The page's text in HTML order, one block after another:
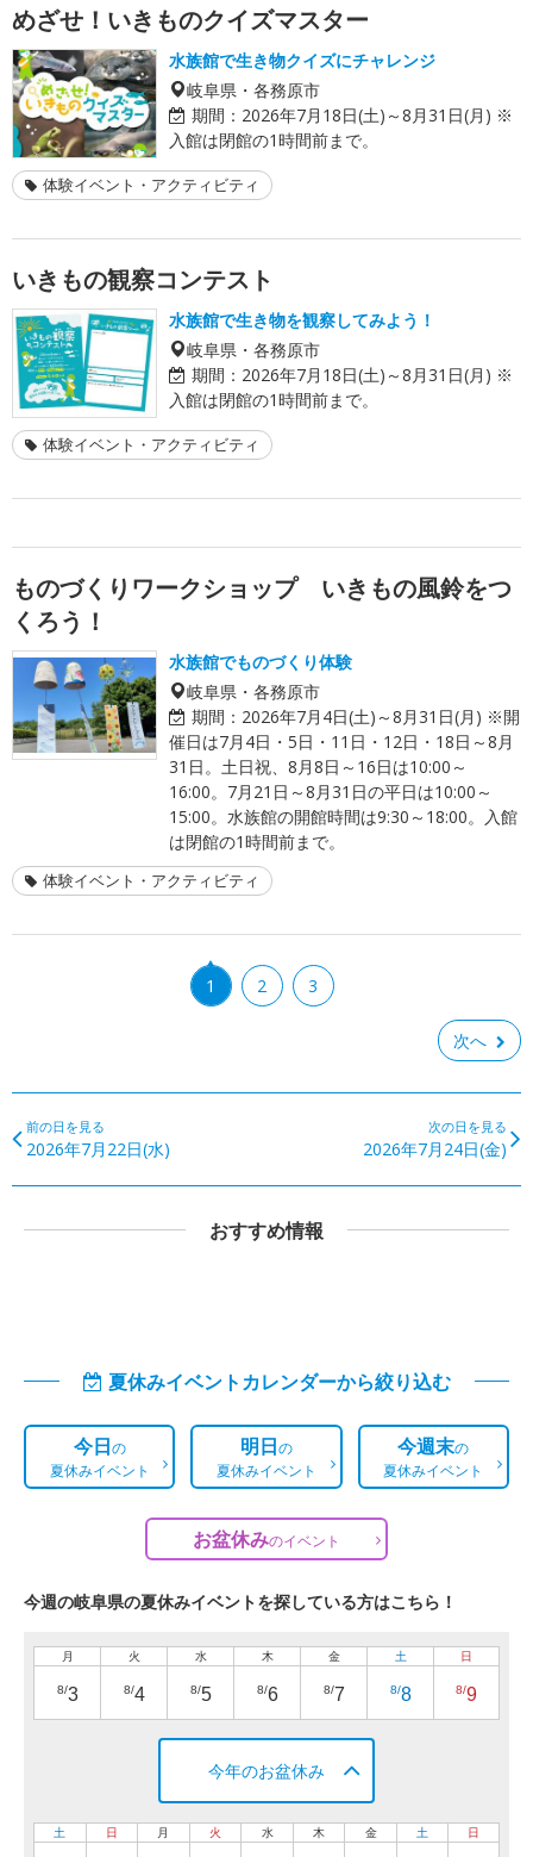
めざせ！いきものクイズマスター
水族館で生き物クイズにチャレンジ
岐阜県・各務原市
期間： 2026年7月18日(土)～8月31日(月) ※
入館は閉館の1時間前まで。
体験イベント・アクティビティ
いきもの観察コンテスト
水族館で生き物を観察してみよう！
岐阜県・各務原市
期間： 2026年7月18日(土)～8月31日(月) ※
入館は閉館の1時間前まで。
体験イベント・アクティビティ
ものづくりワークショップ いきもの風鈴をつ
くろう！
水族館でものづくり体験
岐阜県・各務原市
期間： 2026年7月4日(土)～8月31日(月) ※開
催日は7月4日・5日・11日・12日・18日～8月
31日。土日祝、8月8日～16日は10:00～
16:00。7月21日～8月31日の平日は10:00～
15:00。水族館の開館時間は9:30～18:00。入館
は閉館の1時間前まで。
体験イベント・アクティビティ
1 2 3
次へ
前の日を見る
2026年7月22日(水)
次の日を見る
2026年7月24日(金)
おすすめ情報
夏休みイベントカレンダーから絞り込む
今日の
夏休みイベント
明日の
夏休みイベント
今週末の
夏休みイベント
お盆休みのイベント
今週の岐阜県の夏休みイベントを探している方はこちら！
月
8/3
火
8/4
水
8/5
木
8/6
金
8/7
土
8/8
日
8/9
今年のお盆休み
土 日 月 火 水 木 金 土 日